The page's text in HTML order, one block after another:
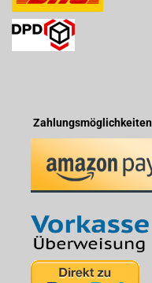
Zahlungsmöglichkeiten